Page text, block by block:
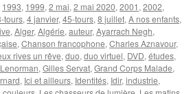
1993, 1999, 2 mai, 2 mai 2020, 2001 , 2002,
tours, 4 janvier, 45-tours, 8 juillet, A nos enfants,
, Alger, Algérie, auteur, Ayarrach Negh,
, Chanson francophone, Charles Aznavour,
rives un rêve, duo, duo virtuel, DVD, études,
, Gilles Servat, Grand Corps Malade,
, Ici et ailleurs, Identités, Idir, industrie,